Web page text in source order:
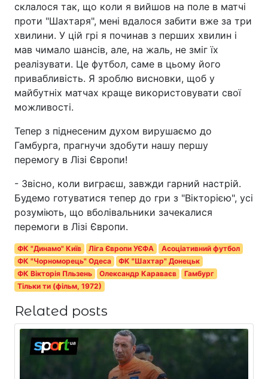
склалося так, що коли я вийшов на поле в матчі
проти "Шахтаря", мені вдалося забити вже за три
хвилини. У цій грі я починав з перших хвилин і
мав чимало шансів, але, на жаль, не зміг їх
реалізувати. Це футбол, саме в цьому його
привабливість. Я зроблю висновки, щоб у
майбутніх матчах краще використовувати свої
можливості.
Тепер з піднесеним духом вирушаємо до
Гамбурга, прагнучи здобути нашу першу
перемогу в Лізі Європи!
- Звісно, коли виграєш, завжди гарний настрій.
Будемо готуватися тепер до гри з "Вікторією", усі
розуміють, що вболівальники зачекалися
перемоги в Лізі Європи.
ФК "Динамо" Київ Ліга Європи УЄФА
Асоціативний футбол
ФК "Чорноморець" Одеса
ФК "Шахтар" Донецьк
ФК Вікторія Пльзень
Олександр Караваєв
Гамбург
Тільки ти (фільм, 1972)
Related posts